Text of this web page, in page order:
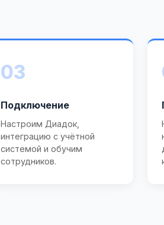
03
Подключение
Настроим Диадок,
интеграцию с учётной
системой и обучим
сотрудников.